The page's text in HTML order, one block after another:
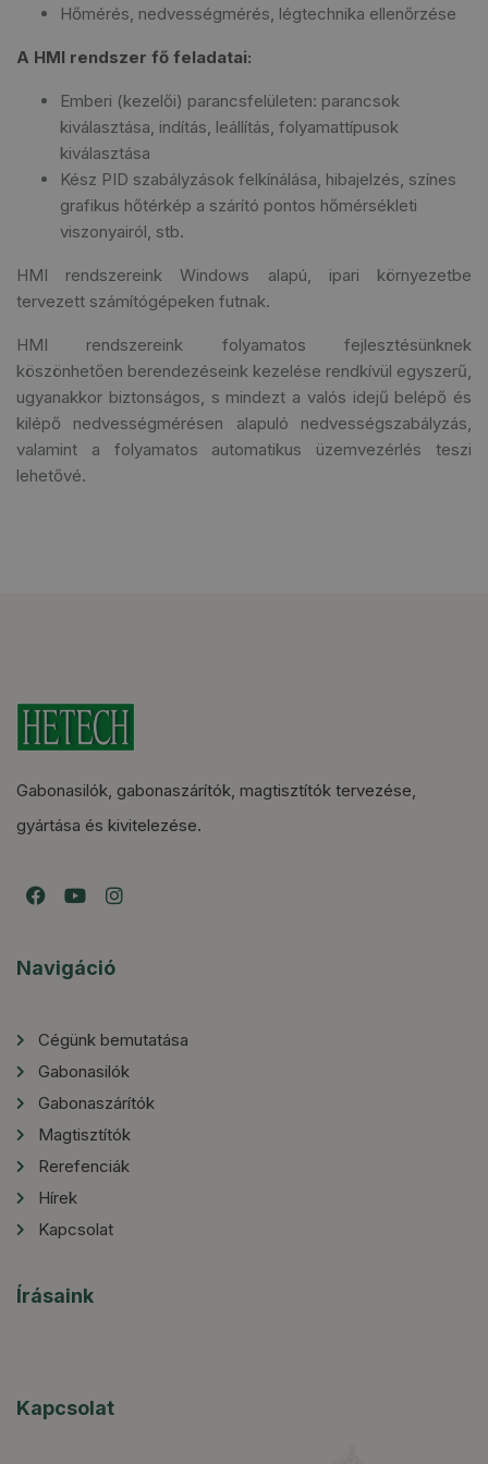
Hőmérés, nedvességmérés, légtechnika ellenőrzése
A HMI rendszer fő feladatai:
Emberi (kezelői) parancsfelületen: parancsok
kiválasztása, indítás, leállítás, folyamattípusok
kiválasztása
Kész PID szabályzások felkínálása, hibajelzés, színes
grafikus hőtérkép a szárító pontos hőmérsékleti
viszonyairól, stb.
HMI rendszereink Windows alapú, ipari környezetbe
tervezett számítógépeken futnak.
HMI rendszereink folyamatos fejlesztésünknek
köszönhetően berendezéseink kezelése rendkívül egyszerű,
ugyanakkor biztonságos, s mindezt a valós idejű belépő és
kilépő nedvességmérésen alapuló nedvességszabályzás,
valamint a folyamatos automatikus üzemvezérlés teszi
lehetővé.
Gabonasilók, gabonaszárítók, magtisztítók tervezése,
gyártása és kivitelezése.
Navigáció
Cégünk bemutatása
Gabonasilók
Gabonaszárítók
Magtisztítók
Rerefenciák
Hírek
Kapcsolat
Írásaink
Kapcsolat